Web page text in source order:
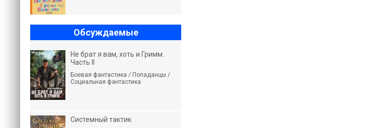
Обсуждаемые
Не брат я вам, хоть и Гримм.
Часть II
Боевая фантастика / Попаданцы /
Социальная фантастика
Системный тактик